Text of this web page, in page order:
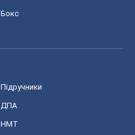
Бокс
Підручники
ДПА
НМТ